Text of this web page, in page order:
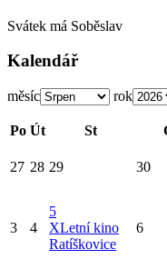
Svátek má Soběslav
Kalendář
měsíc rok
Po Út St
27 28 29 30
3 4
5
XLetní kino
Ratíškovice
6